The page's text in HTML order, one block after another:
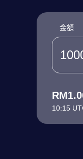
金額
10:15